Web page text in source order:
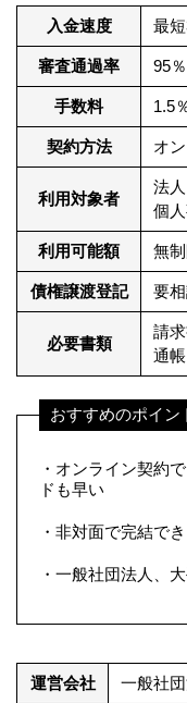
入金速度 最
審査通過率 95％
手数料 1.5
契約方法 オ
利用対象者
法人
個
利用可能額 無
債権譲渡登記 要
必要書類
請
通
おすすめのポイン
・オンライン契約
ドも早い
・非対面で完結で
・一般社団法人、
運営会社 一般社